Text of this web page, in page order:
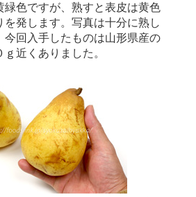
緑色ですが、熟すと表皮は黄色
を発します。写真は十分に熟し
今回入手したものは山形県産の
近くありました。